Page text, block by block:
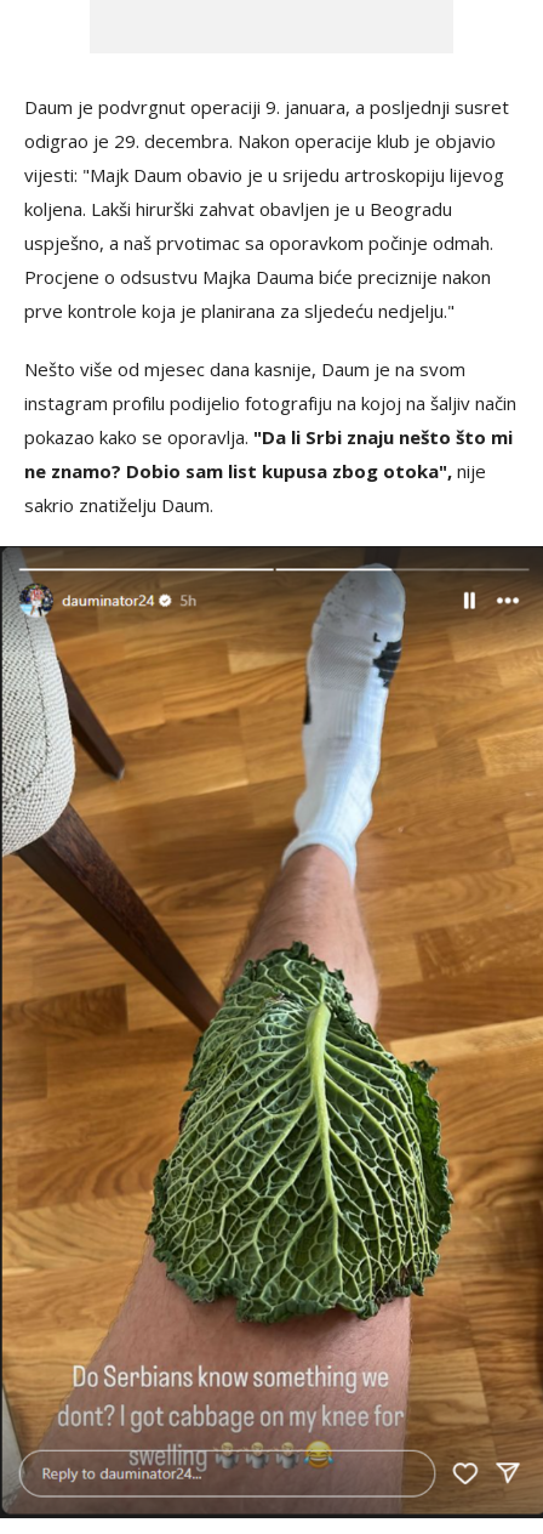
Daum je podvrgnut operaciji 9. januara, a posljednji susret
odigrao je 29. decembra. Nakon operacije klub je objavio
vijesti: "Majk Daum obavio je u srijedu artroskopiju lijevog
koljena. Lakši hirurški zahvat obavljen je u Beogradu
uspješno, a naš prvotimac sa oporavkom počinje odmah.
Procjene o odsustvu Majka Dauma biće preciznije nakon
prve kontrole koja je planirana za sljedeću nedjelju."
Nešto više od mjesec dana kasnije, Daum je na svom
instagram profilu podijelio fotografiju na kojoj na šaljiv način
pokazao kako se oporavlja. "Da li Srbi znaju nešto što mi
ne znamo? Dobio sam list kupusa zbog otoka", nije
sakrio znatiželju Daum.